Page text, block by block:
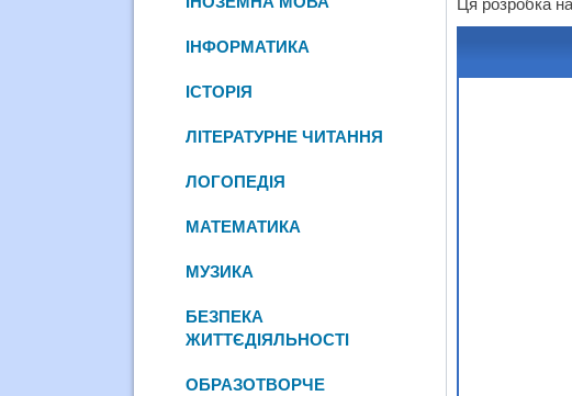
ІНФОРМАТИКА
ІСТОРІЯ
ЛІТЕРАТУРНЕ ЧИТАННЯ
ЛОГОПЕДІЯ
МАТЕМАТИКА
МУЗИКА
БЕЗПЕКА
ЖИТТЄДІЯЛЬНОСТІ
ОБРАЗОТВОРЧЕ